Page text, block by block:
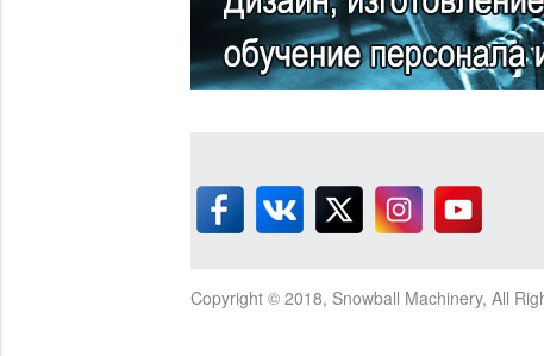
Copyright © 2018, Snowball Machinery, All